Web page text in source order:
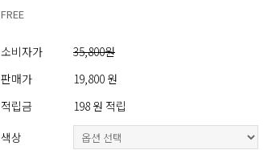
FREE
소비자가
35,800원
판매가
19,800 원
적립금
198 원 적립
색상